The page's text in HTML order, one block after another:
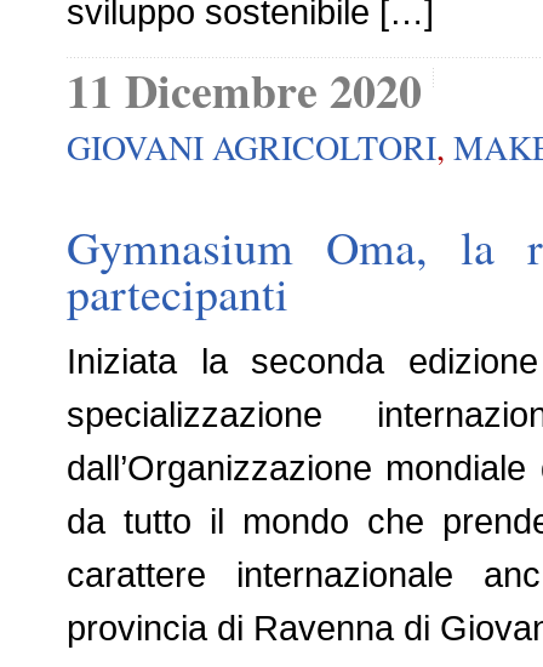
sviluppo sostenibile […]
11 Dicembre 2020
GIOVANI AGRICOLTORI,
Gymnasium Oma, la
partecipanti
Iniziata la seconda
specializzazione
dall’Organizzazione
da tutto il mondo che
carattere internazionale
provincia di Ravenna di